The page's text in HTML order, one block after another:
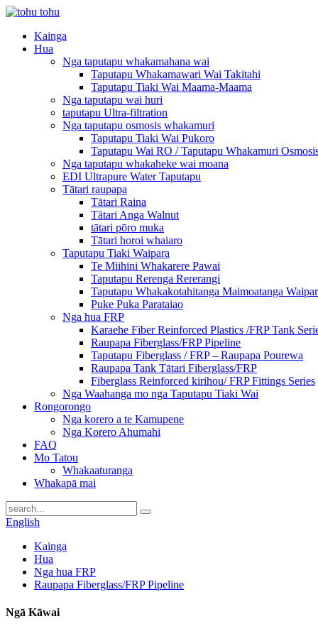
Kainga
Hua
Nga taputapu whakamahana wai
Taputapu Whakamawari Wai Takitahi
Taputapu Tiaki Wai Maama-Maama
Nga taputapu wai huri
taputapu Ultra-filtration
Nga taputapu osmosis whakamuri
Taputapu Tiaki Wai Pukoro
Taputapu Wai RO / Taputapu Whakamuri
Nga taputapu whakaheke wai moana
EDI Ultrapure Water Taputapu
Tātari raupapa
Tātari Raina
Tātari Anga Walnut
tātari pōro muka
Tātari horoi whaiaro
Taputapu Tiaki Waipara
Te Miihini Whakarere Pawai
Taputapu Rerenga Rererangi
Taputapu Whakakotahitanga Maimoatanga
Puke Puka Parataiao
Nga hua FRP
Karaehe Fiber Reinforced Plastics /FRP Tank
Raupapa Fiberglass/FRP Pipeline
Taputapu Fiberglass / FRP – Raupapa Pourewa
Raupapa Tank Tātari Fiberglass/FRP
Fiberglass Reinforced kirihou/ FRP Fittings Series
Nga Waahanga mo nga Taputapu Tiaki Wai
Rongorongo
Nga korero a te Kamupene
Nga Korero Ahumahi
FAQ
Mo Tatou
Whakaaturanga
Whakapā mai
English
Kainga
Hua
Nga hua FRP
Raupapa Fiberglass/FRP Pipeline
Ngā Kāwai